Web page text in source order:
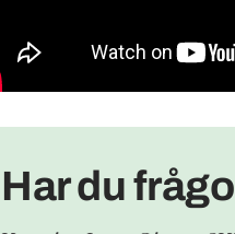
Har du